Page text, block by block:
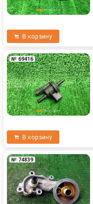
В корзину
№ 69416
В корзину
№ 74839